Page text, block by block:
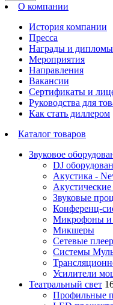
О компании
История компании
Пресса
Награды и дипломы
Мероприятия
Направления
Вакансии
Сертификаты и
Руководства для
Как стать диллером
Каталог товаров
Звуковое
DJ
Акустика -
Звуковые
Конференц-
Микрофоны и
Микшеры
Сетевые
Системы
Усилители
Театральный свет
Профильные